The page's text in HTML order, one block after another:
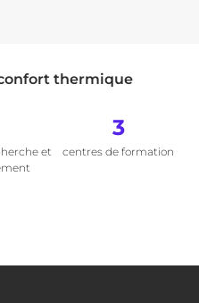
thermique
et
3
centres de formation